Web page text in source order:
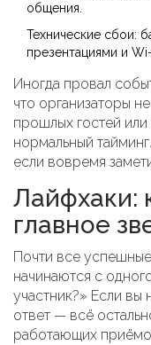
общения.
Технические сбои:
презентациями и
Иногда провал
что организаторы
прошлых гостей или
нормальный
если вовремя
Лайфхаки:
главное
Почти все успешные
начинаются с
участник?» Если вы
ответ — всё
работающих